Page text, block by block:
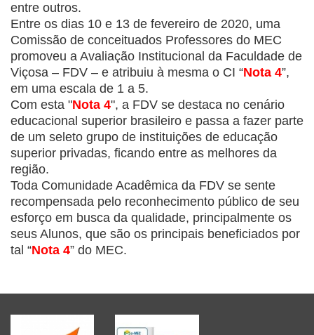
entre outros.
Entre os dias 10 e 13 de fevereiro de 2020, uma
Comissão de conceituados Professores do MEC
promoveu a Avaliação Institucional da Faculdade de
Viçosa – FDV – e atribuiu à mesma o CI “Nota 4”,
em uma escala de 1 a 5.
Com esta "Nota 4", a FDV se destaca no cenário
educacional superior brasileiro e passa a fazer parte
de um seleto grupo de instituições de educação
superior privadas, ficando entre as melhores da
região.
Toda Comunidade Acadêmica da FDV se sente
recompensada pelo reconhecimento público de seu
esforço em busca da qualidade, principalmente os
seus Alunos, que são os principais beneficiados por
tal “Nota 4” do MEC.